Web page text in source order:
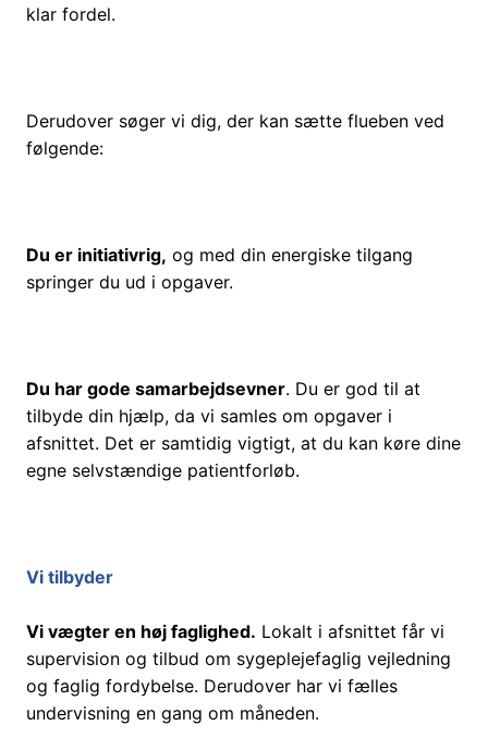
klar fordel.
Derudover søger vi dig, der kan sætte flueben ved
følgende:
Du er initiativrig, og med din energiske tilgang
springer du ud i opgaver.
Du har gode samarbejdsevner. Du er god til at
tilbyde din hjælp, da vi samles om opgaver i
afsnittet. Det er samtidig vigtigt, at du kan køre dine
egne selvstændige patientforløb.
Vi tilbyder
Vi vægter en høj faglighed. Lokalt i afsnittet får vi
supervision og tilbud om sygeplejefaglig vejledning
og faglig fordybelse. Derudover har vi fælles
undervisning en gang om måneden.